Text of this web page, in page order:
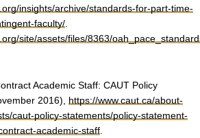
insights/archive/standards-for-part-time-
faculty/.
site/assets/files/8363/
Academic Staff: CAUT Policy
2016), https://www.caut.ca/about-
caut-policy-statements/policy-statement-
academic-staff.